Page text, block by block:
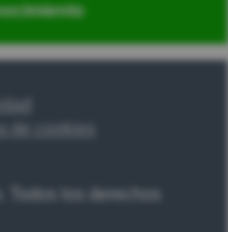
한국어 汉语
los derechos